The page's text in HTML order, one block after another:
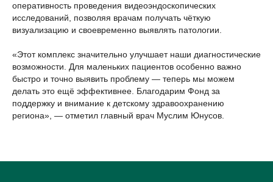
оперативность проведения видеоэндоскопических
исследований, позволяя врачам получать чёткую
визуализацию и своевременно выявлять патологии.
«Этот комплекс значительно улучшает наши диагностические
возможности. Для маленьких пациентов особенно важно
быстро и точно выявить проблему — теперь мы можем
делать это ещё эффективнее. Благодарим Фонд за
поддержку и внимание к детскому здравоохранению
региона», — отметил главный врач Муслим Юнусов.